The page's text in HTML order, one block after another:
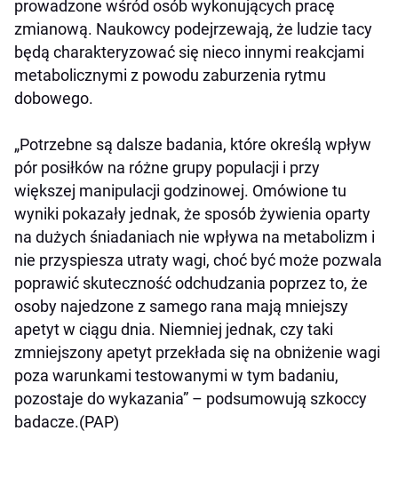
prowadzone wśród osób wykonujących pracę
zmianową. Naukowcy podejrzewają, że ludzie tacy
będą charakteryzować się nieco innymi reakcjami
metabolicznymi z powodu zaburzenia rytmu
dobowego.
„Potrzebne są dalsze badania, które określą wpływ
pór posiłków na różne grupy populacji i przy
większej manipulacji godzinowej. Omówione tu
wyniki pokazały jednak, że sposób żywienia oparty
na dużych śniadaniach nie wpływa na metabolizm i
nie przyspiesza utraty wagi, choć być może pozwala
poprawić skuteczność odchudzania poprzez to, że
osoby najedzone z samego rana mają mniejszy
apetyt w ciągu dnia. Niemniej jednak, czy taki
zmniejszony apetyt przekłada się na obniżenie wagi
poza warunkami testowanymi w tym badaniu,
pozostaje do wykazania” – podsumowują szkoccy
badacze.(PAP)